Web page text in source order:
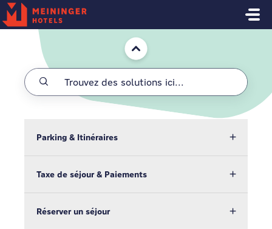
Passer au contenu principal
Accueil
Parking & Itinéraires
Taxe de séjour & Paiements
Réserver un séjour